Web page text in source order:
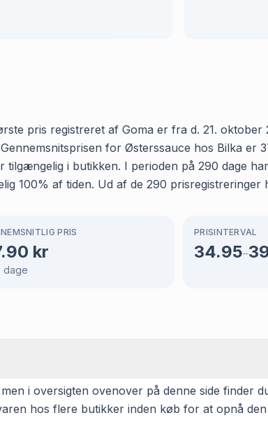
pris registreret af Goma er fra d. 21.
for Østerssauce hos Bilka
i butikken. I perioden på 290 dage
100% af tiden. Ud af de 290
PRIS
kr
dage
PRISINTERVAL
34.95–
i oversigten ovenover på denne side finder
hos flere butikker inden køb for at opnå